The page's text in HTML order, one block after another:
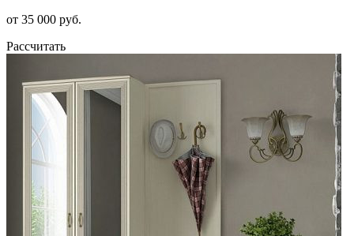
от 35 000 руб.
Рассчитать